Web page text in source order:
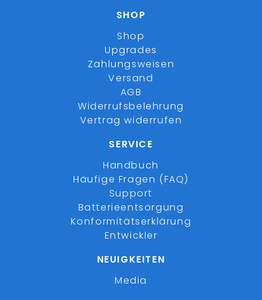
SHOP
Shop
Upgrades
Zahlungsweisen
Versand
AGB
Widerrufsbelehrung
Vertrag widerrufen
SERVICE
Handbuch
Häufige Fragen (FAQ)
Support
Batterieentsorgung
Konformitätserklärung
Entwickler
NEUIGKEITEN
Media